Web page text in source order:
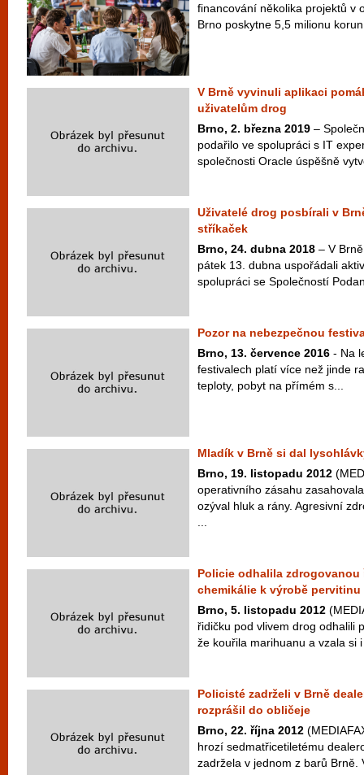
financování několika projektů v
Brno poskytne 5,5 milionu
V Brně vyvinuli aplikaci
uživatelům drog
Brno, 2. března 2019 –
podařilo ve spolupráci s IT
společnosti Oracle úspěšně
Uživatelé drog posbírali v
stříkaček
Brno, 24. dubna 2018 – V
pátek 13. dubna uspořádali
spolupráci se Společností
Pozor na nebezpečnou
Brno, 13. července 2016 - Na
festivalech platí více než jinde
teploty, pobyt na přímém s...
Mladík v Brně si dal
Brno, 19. listopadu 2012
operativního zásahu
ozýval hluk a rány. Agresivní
Policie odhalila
chemikálie k výrobě pervitinu
Brno, 5. listopadu 2012
řidičku pod vlivem drog odhalili
že kouřila marihuanu a vzala si
Policisté zadrželi v Brně
rozprášil do obličeje
Brno, 22. října 2012
hrozí sedmatřicetiletému
zadržela v jednom z barů Brně.